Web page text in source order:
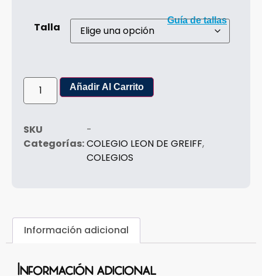
Guía de tallas
Talla
Añadir Al Carrito
SKU
-
Categorías:COLEGIO LEON DE GREIFF,
COLEGIOS
Información adicional
Información adicional